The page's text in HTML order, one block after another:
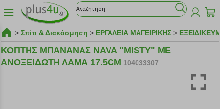
> Σπίτι & Διακόσμηση > ΕΡΓΑΛΕΙΑ ΜΑΓΕΙΡΙΚΗΣ >
ΚΟΠΤΗΣ ΜΠΑΝΑΝΑΣ NAVA "MISTY" ΜΕ
ΑΝΟΞΕΙΔΩΤΗ ΛΑΜΑ 17.5CM 104033307